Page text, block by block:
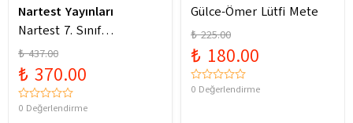
Nartest Yayınları
Nartest 7. Sınıf
Matematik Soru Hazinesi
₺ 437.00
₺ 370.00
0 Değerlendirme
Gülce-Ömer Lütfi Mete
₺ 225.00
₺ 180.00
0 Değerlendirme